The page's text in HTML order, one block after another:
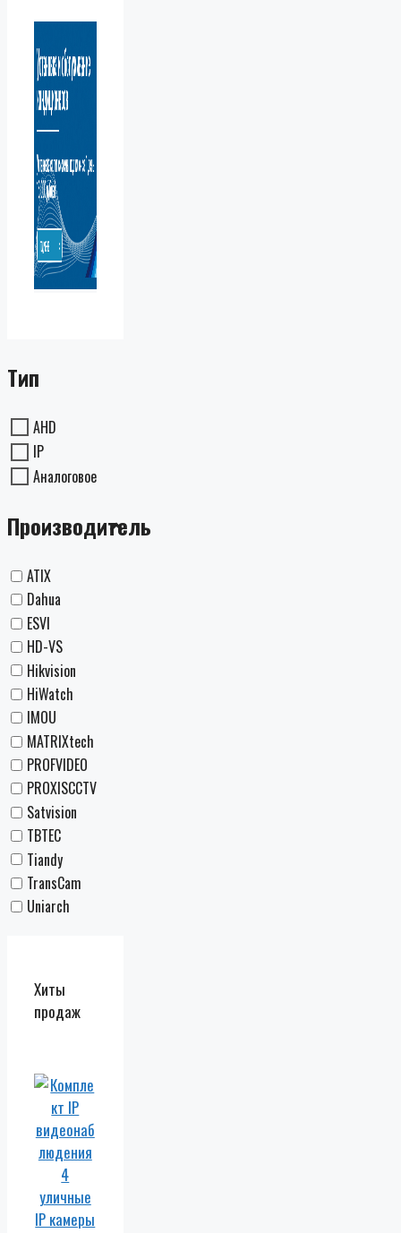
Тип
AHD
IP
Аналоговое
Производитель
ATIX
Dahua
ESVI
HD-VS
Hikvision
HiWatch
IMOU
MATRIXtech
PROFVIDEO
PROXISCCTV
Satvision
TBTEC
Tiandy
TransCam
Uniarch
Хиты
продаж